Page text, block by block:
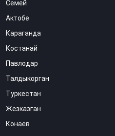
Семей
Актобе
Караганда
Костанай
Павлодар
Талдыкорган
Туркестан
Жезказган
Конаев